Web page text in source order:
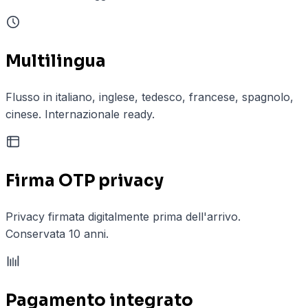
Multilingua
Flusso in italiano, inglese, tedesco, francese, spagnolo,
cinese. Internazionale ready.
Firma OTP privacy
Privacy firmata digitalmente prima dell'arrivo.
Conservata 10 anni.
Pagamento integrato